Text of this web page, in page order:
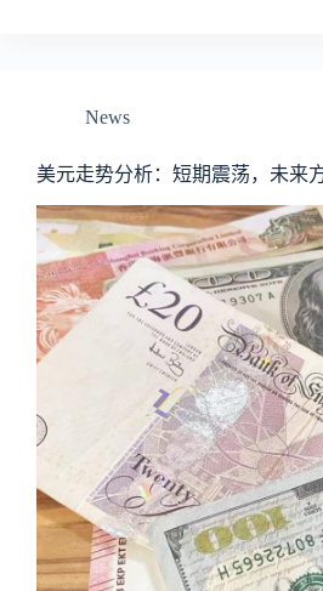
News
美元走势分析：短期震荡，未来